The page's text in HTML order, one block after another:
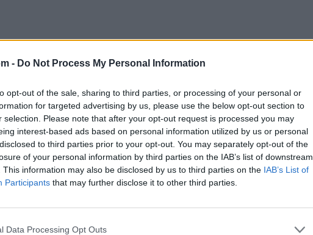
- Do Not Process My Personal Information
opt-out of the sale, sharing to third parties, or processing of your personal or
for targeted advertising by us, please use the below opt-out section to
selection. Please note that after your opt-out request is processed you may
interest-based ads based on personal information utilized by us or personal
to third parties prior to your opt-out. You may separately opt-out of the
of your personal information by third parties on the IAB’s list of downstream
This information may also be disclosed by us to third parties on the IAB’s List of
Participants that may further disclose it to other third parties.
Data Processing Opt Outs
de este lado wacha
le despacha"